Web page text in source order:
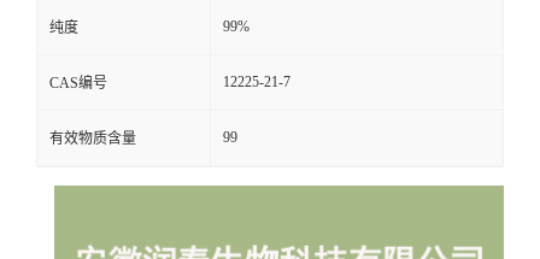
纯度 99%
CAS编号 12225-21-7
有效物质含量 99